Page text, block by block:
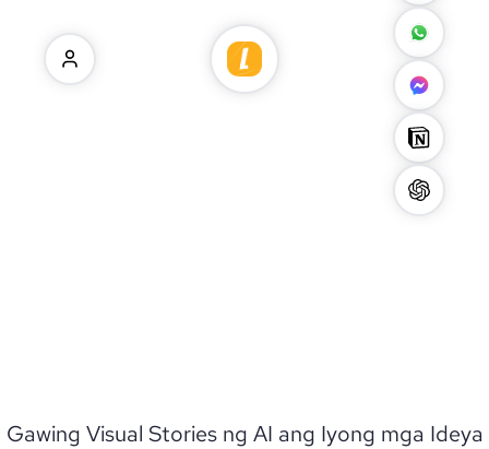
Gawing Visual Stories ng AI ang Iyong mga Ideya